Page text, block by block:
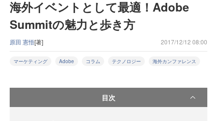
海外イベントとして最適！Adobe
Summitの魅力と歩き方
原田 憲悟[著] 2017/12/12 08:00
マーケティング Adobe コラム テクノロジー 海外カンファレンス
目次